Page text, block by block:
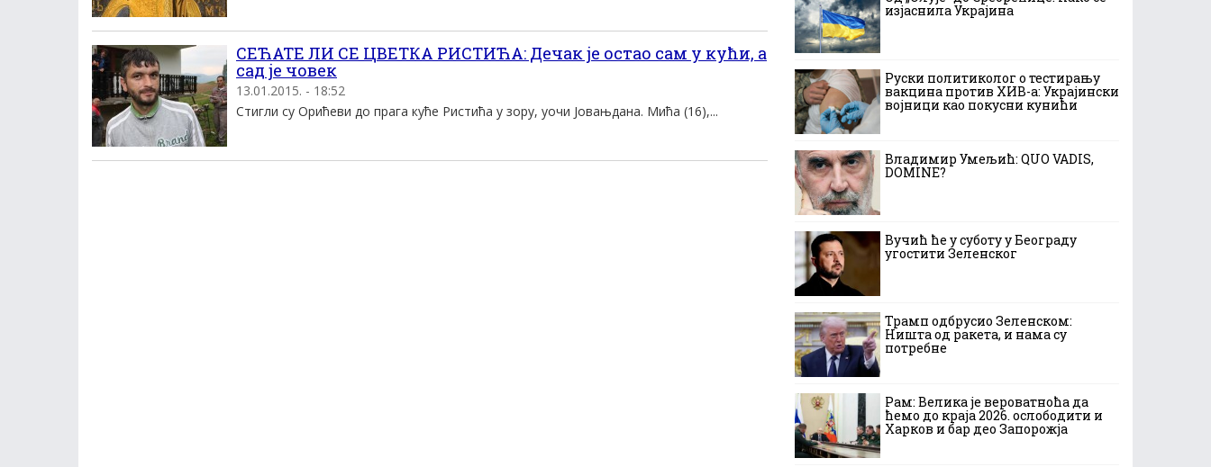
СЕЋАТЕ ЛИ СЕ ЦВЕТКА РИСТИЋА: Дечак је остао сам у кући, а
сад је човек
13.01.2015. - 18:52
Стигли су Орићеви до прага куће Ристића у зору, уочи Јовањдана. Мића (16),...
изјаснила Украјина
Руски политиколог о тестирању
вакцина против ХИВ-а: Украјински
војници као покусни кунићи
Владимир Умељић: QUO VADIS,
DOMINE?
Вучић ће у суботу у Београду
угостити Зеленског
Трамп одбрусио Зеленском:
Ништа од ракета, и нама су
потребне
Рам: Велика је вероватноћа да
ћемо до краја 2026. ослободити и
Харков и бар део Запорожја